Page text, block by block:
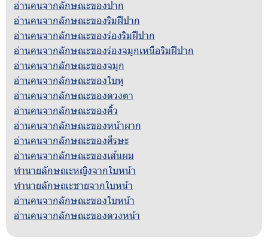
อ่านคนจากลักษณะของปาก
อ่านคนจากลักษณะของริมฝีปาก
อ่านคนจากลักษณะของร่องริมฝีปาก
อ่านคนจากลักษณะของร่องจมูกเหนือริมฝีปาก
อ่านคนจากลักษณะของจมูก
อ่านคนจากลักษณะของใบหู
อ่านคนจากลักษณะของดวงตา
อ่านคนจากลักษณะของคิ้ว
อ่านคนจากลักษณะของหน้าผาก
อ่านคนจากลักษณะของศีรษะ
อ่านคนจากลักษณะของเส้นผม
ทำนายลักษณะหญิงจากใบหน้า
ทำนายลักษณะชายจากใบหน้า
อ่านคนจากลักษณะของใบหน้า
อ่านคนจากลักษณะของดวงหน้า